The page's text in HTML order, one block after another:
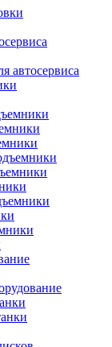
автосервиса